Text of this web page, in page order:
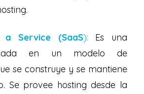
Service (SaaS): Es una
en un modelo de
se construye y se mantiene
Se provee hosting desde la